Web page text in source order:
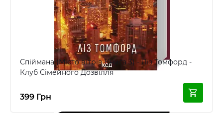
Спіймана (Місто вітрів Книга 3) - Ліз Томфорд -
Клуб Сімейного Дозвілля
399 Грн